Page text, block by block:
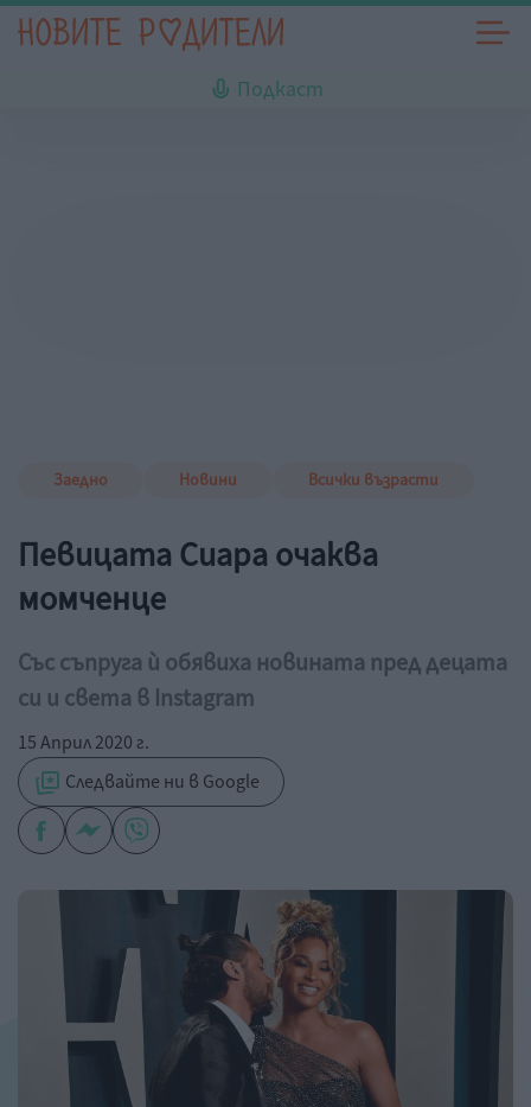
Подкаст
Заедно Новини Всички възрасти
Певицата Сиара очаква
момченце
Със съпруга ѝ обявиха новината пред децата
си и света в Instagram
15 Април 2020 г.
Следвайте ни в Google